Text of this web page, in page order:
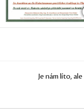
Je nám líto,